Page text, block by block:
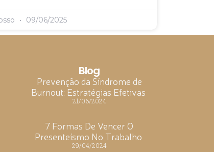
09/06/2025
Blog
Prevenção da Síndrome de
Burnout: Estratégias Efetivas
21/06/2024
7 Formas De Vencer O
Presenteísmo No Trabalho
29/04/2024